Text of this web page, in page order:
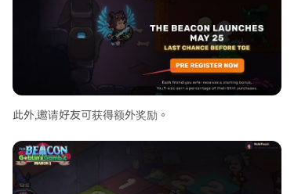
此外,邀请好友可获得额外奖励。